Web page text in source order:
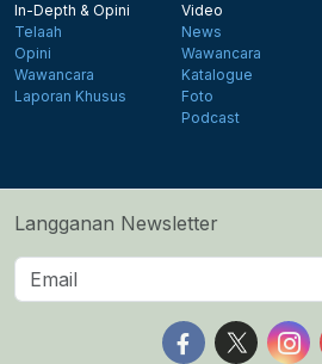
In-Depth & Opini
Telaah
Opini
Wawancara
Laporan Khusus
Video
News
Wawancara
Katalogue
Foto
Podcast
Langganan Newsletter
Follow us on
Follow